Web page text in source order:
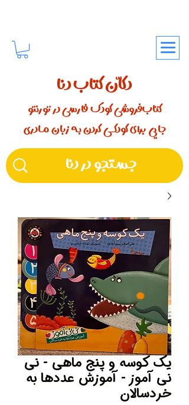
دکّان کتاب دنا
کتاب‌فروشی کودک فارسی در تورنتو
جایی برای کودکـــی کردن بـه زبان مـادری
یک کوسه و پنج ماهی - نی
نی آموز - آموزش عددها به
خردسالان